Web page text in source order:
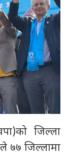
जिल्ला
७७ जिल्लामा